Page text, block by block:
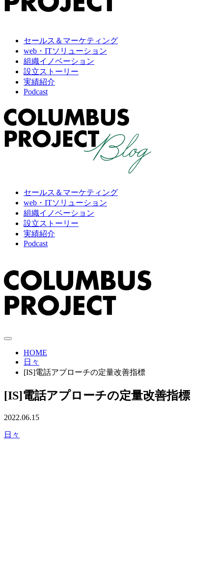
セールス＆マーケティング
web・ITソリューション
組織イノベーション
設立ストーリー
実績紹介
Podcast
セールス＆マーケティング
web・ITソリューション
組織イノベーション
設立ストーリー
実績紹介
Podcast
HOME
日々
[IS]電話アプローチの定量改善指標
[IS]電話アプローチの定量改善指標
2022.06.15
日々